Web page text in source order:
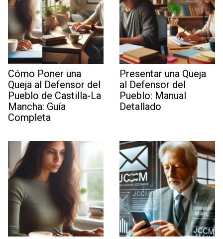
Cómo Poner una
Queja al Defensor del
Pueblo de Castilla-La
Mancha: Guía
Completa
Presentar una Queja
al Defensor del
Pueblo: Manual
Detallado